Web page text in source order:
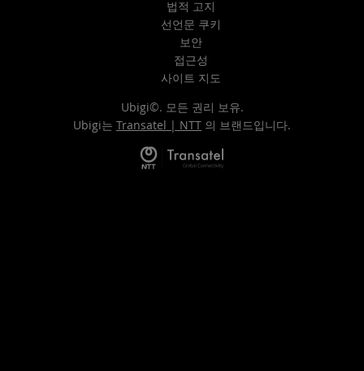
법적 고지
선언문 쿠키
보안
접근성
사이트 지도
Ubigi©. 모든 권리 보유.
Ubigi는 Transatel | NTT 의 브랜드입니다.